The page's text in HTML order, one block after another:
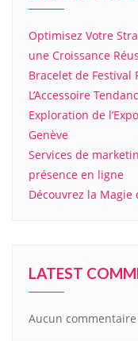
Optimisez Votre
une Croissance
Bracelet de Festival
L’Accessoire
Exploration de
Genève
Services de
présence en ligne
Découvrez la Magie
LATEST
Aucun